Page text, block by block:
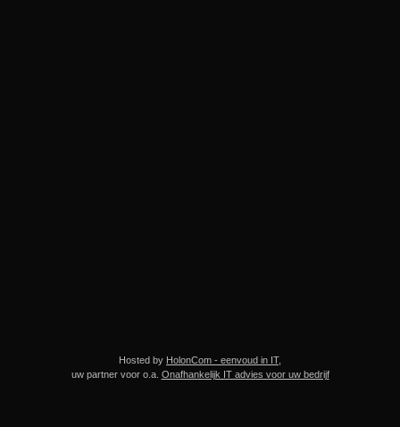
Hosted by HolonCom - eenvoud in IT,
uw partner voor o.a. Onafhankelijk IT advies voor uw bedrijf